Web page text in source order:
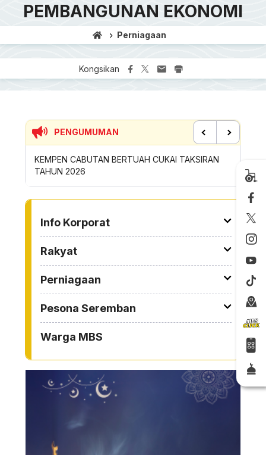
PEMBANGUNAN EKONOMI
Perniagaan
Kongsikan
PENGUMUMAN
KEMPEN CABUTAN BERTUAH CUKAI TAKSIRAN
TAHUN 2026
Info Korporat
Rakyat
Perniagaan
Pesona Seremban
Warga MBS